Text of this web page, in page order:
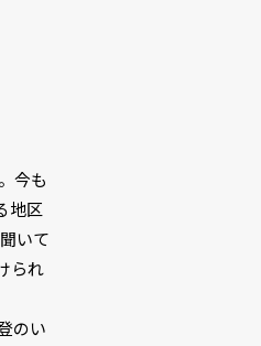
今も
地区
いて
られ
のい